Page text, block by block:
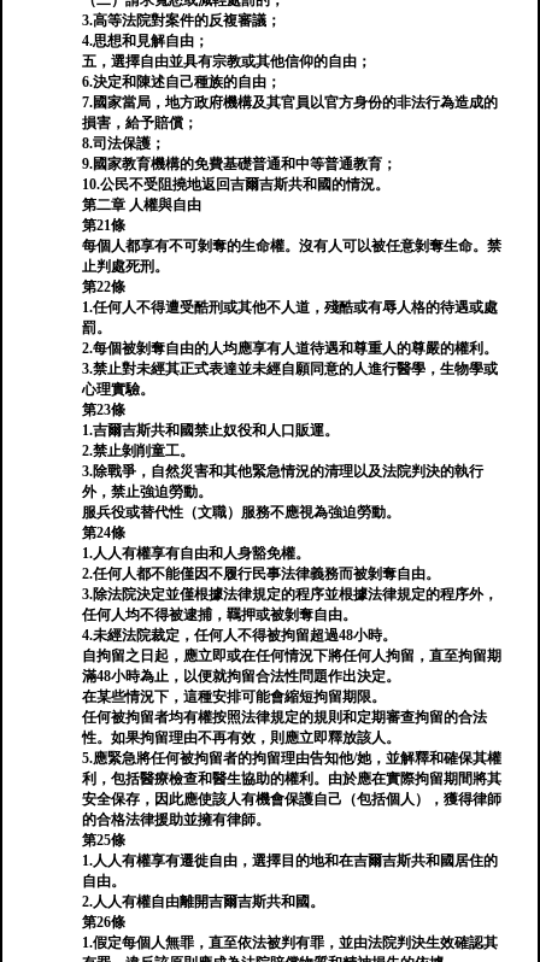
3.高等法院對案件的反複審議；
4.思想和見解自由；
五，選擇自由並具有宗教或其他信仰的自由；
6.決定和陳述自己種族的自由；
7.國家當局，地方政府機構及其官員以官方身份的非法行為造成的
損害，給予賠償；
8.司法保護；
9.國家教育機構的免費基礎普通和中等普通教育；
10.公民不受阻撓地返回吉爾吉斯共和國的情況。
第二章 人權與自由
第21條
每個人都享有不可剝奪的生命權。沒有人可以被任意剝奪生命。禁
止判處死刑。
第22條
1.任何人不得遭受酷刑或其他不人道，殘酷或有辱人格的待遇或處
罰。
2.每個被剝奪自由的人均應享有人道待遇和尊重人的尊嚴的權利。
3.禁止對未經其正式表達並未經自願同意的人進行醫學，生物學或
心理實驗。
第23條
1.吉爾吉斯共和國禁止奴役和人口販運。
2.禁止剝削童工。
3.除戰爭，自然災害和其他緊急情況的清理以及法院判決的執行
外，禁止強迫勞動。
服兵役或替代性（文職）服務不應視為強迫勞動。
第24條
1.人人有權享有自由和人身豁免權。
2.任何人都不能僅因不履行民事法律義務而被剝奪自由。
3.除法院決定並僅根據法律規定的程序並根據法律規定的程序外，
任何人均不得被逮捕，羈押或被剝奪自由。
4.未經法院裁定，任何人不得被拘留超過48小時。
自拘留之日起，應立即或在任何情況下將任何人拘留，直至拘留期
滿48小時為止，以便就拘留合法性問題作出決定。
在某些情況下，這種安排可能會縮短拘留期限。
任何被拘留者均有權按照法律規定的規則和定期審查拘留的合法
性。如果拘留理由不再有效，則應立即釋放該人。
5.應緊急將任何被拘留者的拘留理由告知他/她，並解釋和確保其權
利，包括醫療檢查和醫生協助的權利。由於應在實際拘留期間將其
安全保存，因此應使該人有機會保護自己（包括個人），獲得律師
的合格法律援助並擁有律師。
第25條
1.人人有權享有遷徙自由，選擇目的地和在吉爾吉斯共和國居住的
自由。
2.人人有權自由離開吉爾吉斯共和國。
第26條
1.假定每個人無罪，直至依法被判有罪，並由法院判決生效確認其